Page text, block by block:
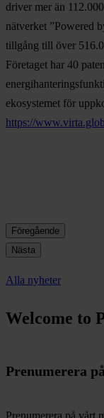
driver mer än
nätverket ”Powered
tillgång till över
Företaget har 40
ekosystemet för
https://
Föregående
Nästa
Alla nyheter
Welcome to
Prenumerera